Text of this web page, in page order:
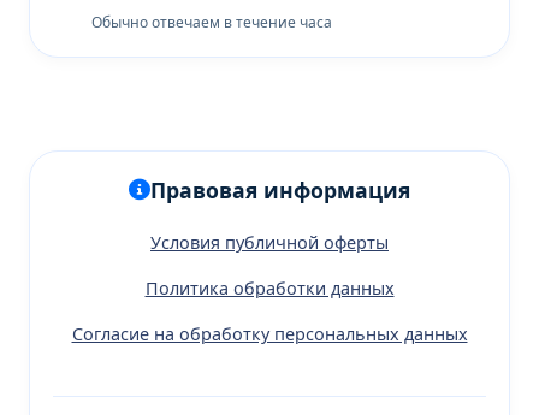
Обычно отвечаем в течение часа
Правовая информация
Условия публичной оферты
Политика обработки данных
Согласие на обработку персональных данных